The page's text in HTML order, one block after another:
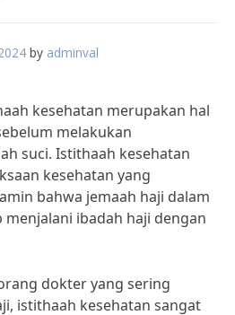
by adminval
kesehatan merupakan hal
melakukan
suci. Istithaah kesehatan
kesehatan yang
bahwa jemaah haji dalam
menjalani ibadah haji dengan
dokter yang sering
istithaah kesehatan sangat